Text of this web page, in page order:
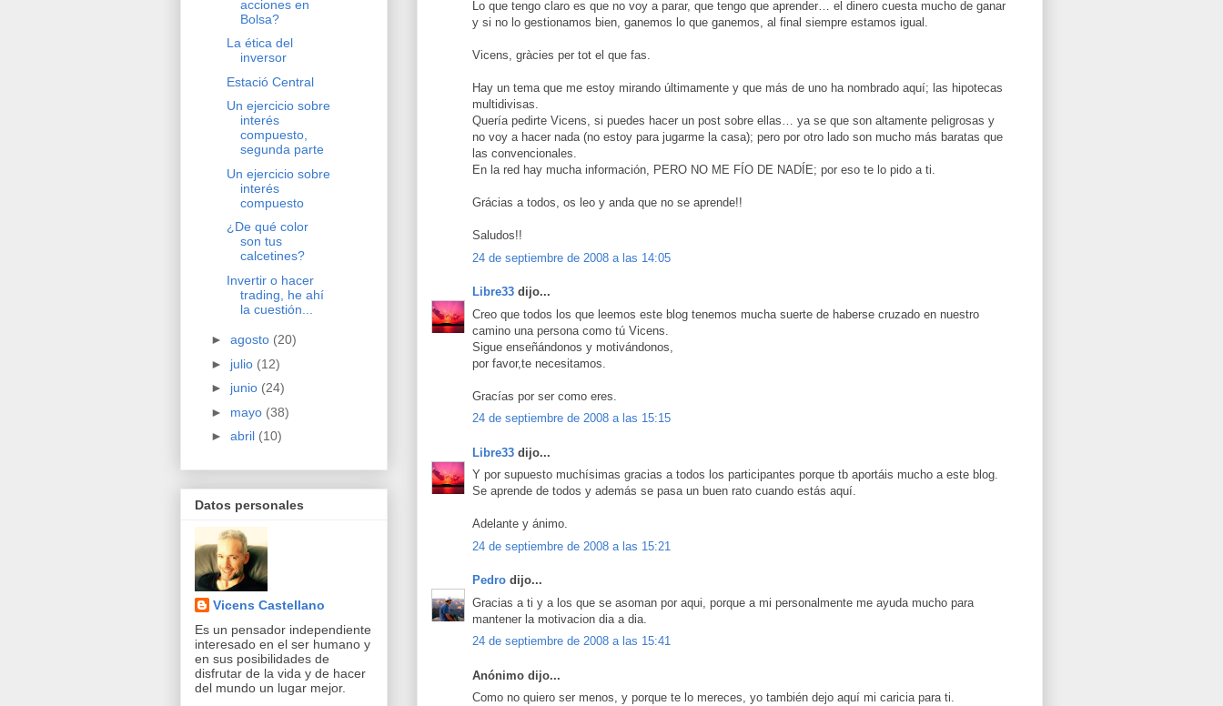
Lo que tengo claro es que no voy a parar, que tengo que aprender… el dinero cuesta mucho de ganar
y si no lo gestionamos bien, ganemos lo que ganemos, al final siempre estamos igual.
Vicens, gràcies per tot el que fas.
Hay un tema que me estoy mirando últimamente y que más de uno ha nombrado aquí; las hipotecas
multidivisas.
Quería pedirte Vicens, si puedes hacer un post sobre ellas… ya se que son altamente peligrosas y
no voy a hacer nada (no estoy para jugarme la casa); pero por otro lado son mucho más baratas que
las convencionales.
En la red hay mucha información, PERO NO ME FÍO DE NADÍE; por eso te lo pido a ti.
Grácias a todos, os leo y anda que no se aprende!!
Saludos!!
24 de septiembre de 2008 a las 14:05
Libre33 dijo...
Creo que todos los que leemos este blog tenemos mucha suerte de haberse cruzado en nuestro
camino una persona como tú Vicens.
Sigue enseñándonos y motivándonos,
por favor,te necesitamos.
Gracías por ser como eres.
24 de septiembre de 2008 a las 15:15
Libre33 dijo...
Y por supuesto muchísimas gracias a todos los participantes porque tb aportáis mucho a este blog.
Se aprende de todos y además se pasa un buen rato cuando estás aquí.
Adelante y ánimo.
24 de septiembre de 2008 a las 15:21
Pedro dijo...
Gracias a ti y a los que se asoman por aqui, porque a mi personalmente me ayuda mucho para
mantener la motivacion dia a dia.
24 de septiembre de 2008 a las 15:41
Anónimo dijo...
Como no quiero ser menos, y porque te lo mereces, yo también dejo aquí mi caricia para ti.
acciones en
Bolsa?
La ética del
inversor
Estació Central
Un ejercicio sobre
interés
compuesto,
segunda parte
Un ejercicio sobre
interés
compuesto
¿De qué color
son tus
calcetines?
Invertir o hacer
trading, he ahí
la cuestión...
► agosto (20)
► julio (12)
► junio (24)
► mayo (38)
► abril (10)
Datos personales
Vicens Castellano
Es un pensador independiente
interesado en el ser humano y
en sus posibilidades de
disfrutar de la vida y de hacer
del mundo un lugar mejor.